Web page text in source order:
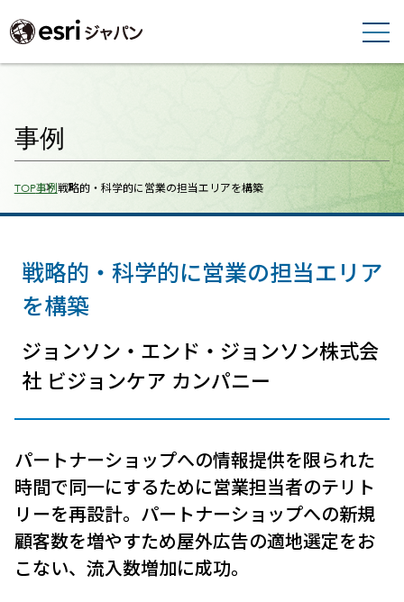
事例
Breadcrumbs
TOP事例戦略的・科学的に営業の担当エリアを構築
戦略的・科学的に営業の担当エリア
を構築
ジョンソン・エンド・ジョンソン株式会
社 ビジョンケア カンパニー
パートナーショップへの情報提供を限られた
時間で同一にするために営業担当者のテリト
リーを再設計。パートナーショップへの新規
顧客数を増やすため屋外広告の適地選定をお
こない、流入数増加に成功。